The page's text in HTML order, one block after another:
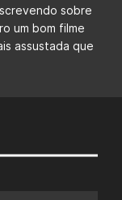
sobre
um bom filme
assustada que